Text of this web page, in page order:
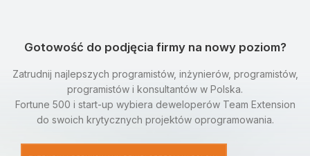
Gotowość do podjęcia firmy na nowy poziom?
Zatrudnij najlepszych programistów, inżynierów, programistów,
programistów i konsultantów w Polska.
Fortune 500 i start-up wybiera deweloperów Team Extension
do swoich krytycznych projektów oprogramowania.